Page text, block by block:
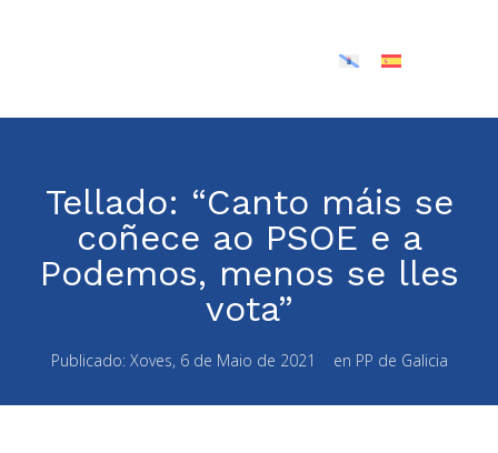
Tellado: “Canto máis se
coñece ao PSOE e a
Podemos, menos se lles
vota”
Publicado: Xoves, 6 de Maio de 2021 en PP de Galicia